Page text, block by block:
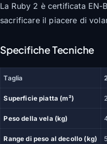
La Ruby 2 è certificata EN-
sacrificare il piacere di
Specifiche Tecniche
Taglia
Superficie piatta (m²)
Peso della vela (kg)
Range di peso al decollo (kg)